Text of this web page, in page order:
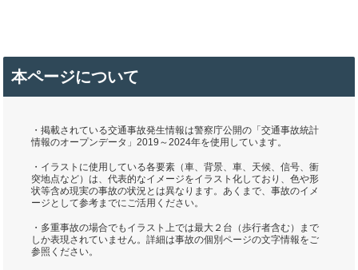
本ページについて
・掲載されている交通事故発生情報は警察庁公開の「交通事故統計
情報のオープンデータ」2019～2024年を使用しています。
・イラストに使用している各要素（車、背景、車、天候、信号、衝
突地点など）は、代表的なイメージをイラスト化しており、色や形
状等含め現実の事故の状況とは異なります。あくまで、事故のイメ
ージとして参考までにご活用ください。
・多重事故の場合でもイラスト上では最大２台（歩行者含む）まで
しか表現されていません。詳細は事故の個別ページの文字情報をご
参照ください。